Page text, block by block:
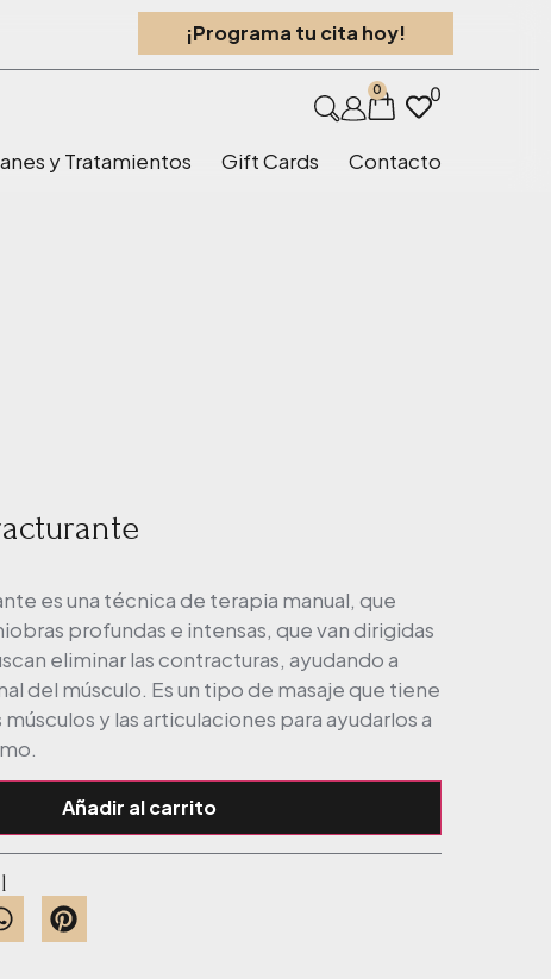
¡Programa tu cita hoy!
0 0
y Tratamientos Gift Cards Contacto
es una técnica de terapia manual, que
profundas e intensas, que van dirigidas
eliminar las contracturas, ayudando a
del músculo. Es un tipo de masaje que tiene
y las articulaciones para ayudarlos a
Añadir al carrito